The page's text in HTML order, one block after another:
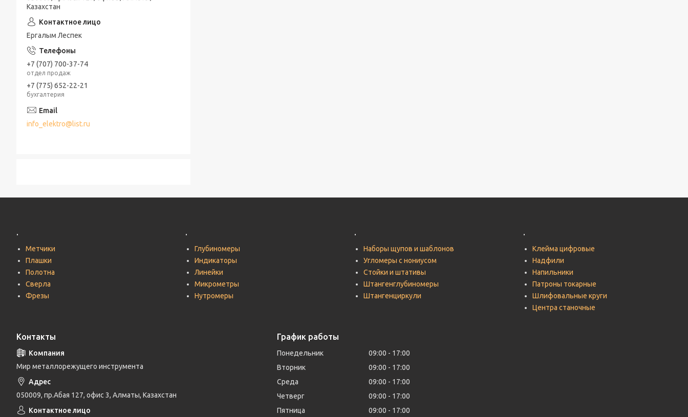
Казахстан
Ергалым Леспек
+7 (707) 700-37-74
отдел продаж
+7 (775) 652-22-21
бухгалтерия
info_elektro@list.ru
.
Метчики
Плашки
Полотна
Сверла
Фрезы
.
Глубиномеры
Индикаторы
Линейки
Микрометры
Нутромеры
.
Наборы щупов и шаблонов
Угломеры с нониусом
Стойки и штативы
Штангенглубиномеры
Штангенциркули
.
Клейма цифровые
Надфили
Напильники
Патроны токарные
Шлифовальные круги
Центра станочные
Контакты
Мир металлорежущего инструмента
050009, пр.Абая 127, офис 3, Алматы, Казахстан
График работы
Понедельник 09:00
17:00
Вторник
09:00
17:00
Среда
09:00
17:00
Четверг
09:00
17:00
Пятница
09:00 17:00